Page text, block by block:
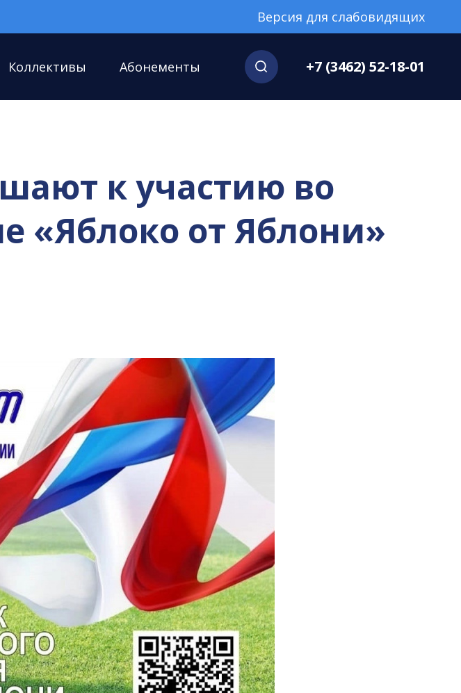
Версия для слабовидящих
Коллективы Абонементы +7 (3462) 52-18-01
к участию во
«Яблоко от Яблони»